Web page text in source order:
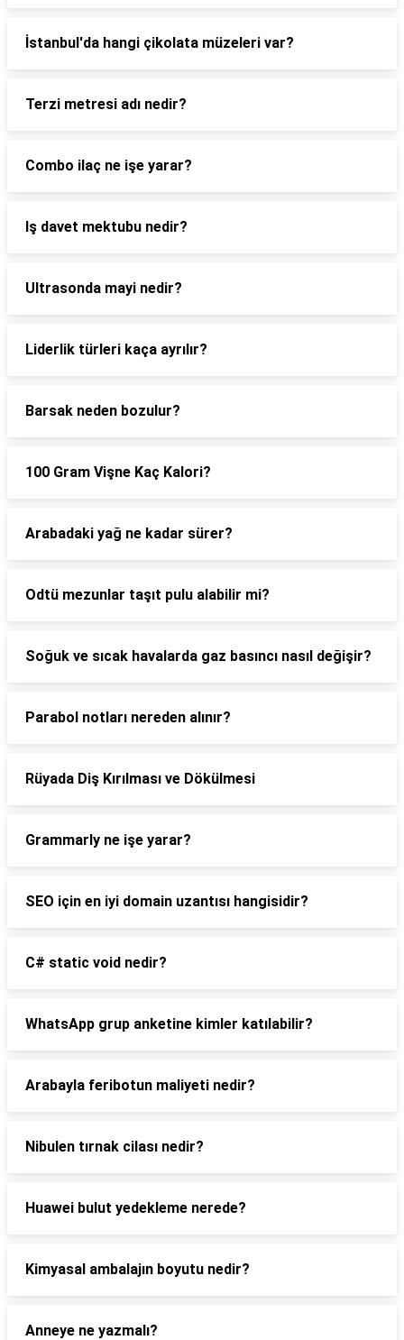
İstanbul'da hangi çikolata müzeleri var?
Terzi metresi adı nedir?
Combo ilaç ne işe yarar?
Iş davet mektubu nedir?
Ultrasonda mayi nedir?
Liderlik türleri kaça ayrılır?
Barsak neden bozulur?
100 Gram Vişne Kaç Kalori?
Arabadaki yağ ne kadar sürer?
Odtü mezunlar taşıt pulu alabilir mi?
Soğuk ve sıcak havalarda gaz basıncı nasıl değişir?
Parabol notları nereden alınır?
Rüyada Diş Kırılması ve Dökülmesi
Grammarly ne işe yarar?
SEO için en iyi domain uzantısı hangisidir?
C# static void nedir?
WhatsApp grup anketine kimler katılabilir?
Arabayla feribotun maliyeti nedir?
Nibulen tırnak cilası nedir?
Huawei bulut yedekleme nerede?
Kimyasal ambalajın boyutu nedir?
Anneye ne yazmalı?